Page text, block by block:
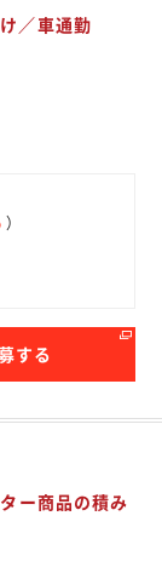
／車通勤
）
する
ー商品の積み